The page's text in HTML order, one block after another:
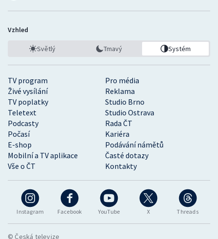
Instagram Facebook YouTube X Threads
TV program
Pro média
Živé vysílání
Reklama
TV poplatky
Studio Brno
Teletext
Studio Ostrava
Podcasty
Rada ČT
Počasí
Kariéra
E-shop
Podávání námětů
Mobilní a TV aplikace
Časté dotazy
Vše o ČT
Kontakty
Vzhled
Světlý Tmavý Systém
© Česká televize